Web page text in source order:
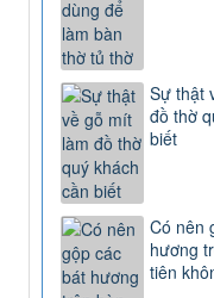
Sự thật
đồ thờ
biết
Có nên
hương
tiên